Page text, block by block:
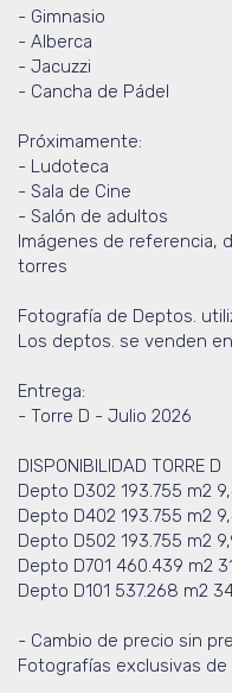
- Gimnasio
- Alberca
- Jacuzzi
- Cancha de Pádel
Próximamente:
- Ludoteca
- Sala de Cine
- Salón de adultos
Imágenes de referencia,
torres
Fotografía de Deptos.
Los deptos. se venden
Entrega:
- Torre D - Julio 2026
DISPONIBILIDAD TORRE D
Depto D302 193.755 m2
Depto D402 193.755 m2
Depto D502 193.755 m2
Depto D701 460.439 m2
Depto D101 537.268 m2
- Cambio de precio sin
Fotografías exclusivas de